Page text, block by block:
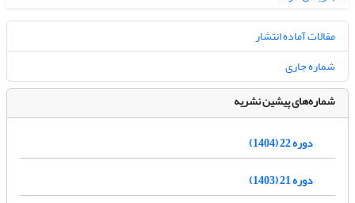
مقالات آماده انتشار
شماره جاری
شماره‌های پیشین نشریه
دوره 22 (1404)
دوره 21 (1403)